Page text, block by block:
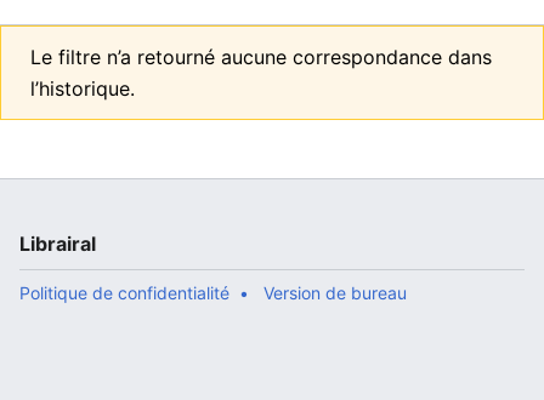
Le filtre n’a retourné aucune correspondance dans
l’historique.
Librairal
Politique de confidentialité Version de bureau